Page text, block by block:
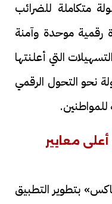
متكاملة للضرائب
رقمية موحدة وآمنة
التي أعلنتها
نحو التحول الرقمي
معايير
بتطوير التطبيق